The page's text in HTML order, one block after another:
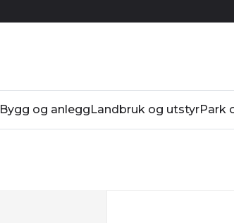
Bygg og anleggLandbruk og utstyrPark